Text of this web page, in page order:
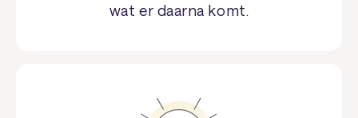
wat er daarna komt.